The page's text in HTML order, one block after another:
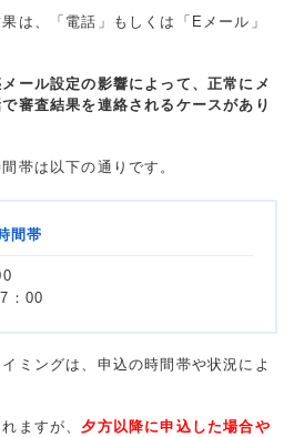
は、「電話」もしくは「Eメール」
ール設定の影響によって、正常にメ
審査結果を連絡されるケースがあり
帯は以下の通りです。
間帯
：00
ミングは、申込の時間帯や状況によ
ますが、 夕方以降に申込した場合や